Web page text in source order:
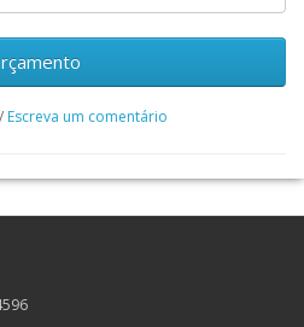
/ Escreva um comentário